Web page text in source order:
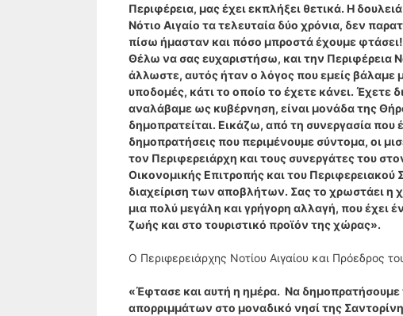
Περιφέρεια, μας έχει εκπλήξει θετικά. Η
Νότιο Αιγαίο τα τελευταία δύο χρόνια, δεν
πίσω ήμασταν και πόσο μπροστά έχουμε
Θέλω να σας ευχαριστήσω, και την Περιφέρεια
άλλωστε, αυτός ήταν ο λόγος που εμείς βάλαμε
υποδομές, κάτι το οποίο το έχετε κάνει. Έχετε
αναλάβαμε ως κυβέρνηση, είναι μονάδα της
δημοπρατείται. Εικάζω, από τη συνεργασία που
δημοπρατήσεις που περιμένουμε σύντομα, οι
τον Περιφερειάρχη και τους συνεργάτες του
Οικονομικής Επιτροπής και του Περιφερειακού
διαχείριση των αποβλήτων. Σας το χρωστάει η
μια πολύ μεγάλη και γρήγορη αλλαγή, που έχει
ζωής και στο τουριστικό προϊόν της χώρας».
Ο Περιφερειάρχης Νοτίου Αιγαίου και Πρόεδρος
«Έφτασε και αυτή η ημέρα. Να δημοπρατήσουμε
απορριμμάτων στο μοναδικό νησί της